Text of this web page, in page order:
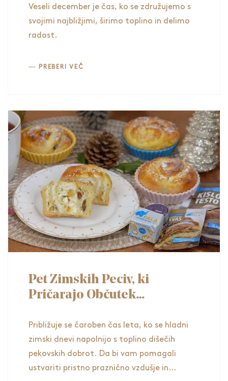
Tradicij
Veseli december je čas, ko se združujemo s
svojimi najbližjimi, širimo toplino in delimo
radost.
PREBERI VEČ
Pet Zimskih Peciv, ki
Pričarajo Občutek
Vzdušja in Praznične
Radosti
Približuje se čaroben čas leta, ko se hladni
zimski dnevi napolnijo s toplino dišečih
pekovskih dobrot. Da bi vam pomagali
ustvariti pristno praznično vzdušje in